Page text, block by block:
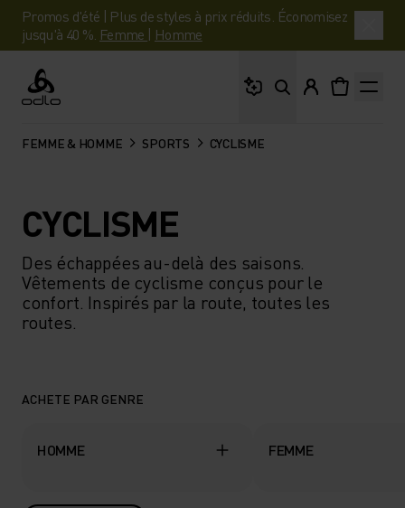
Promos d'été | Plus de styles à prix réduits. Économisez
jusqu'à 40 %. Femme | Homme
Odlo
FEMME & HOMME SPORTS CYCLISME
CYCLISME
Des échappées au-delà des saisons.
Vêtements de cyclisme conçus pour le
confort. Inspirés par la route, toutes les
routes.
ACHETE PAR GENRE
HOMME FEMME